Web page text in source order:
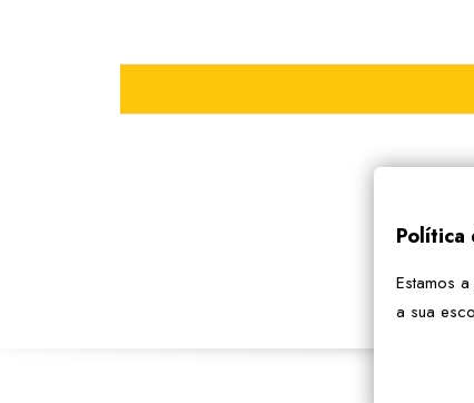
Política
Estamos
a sua